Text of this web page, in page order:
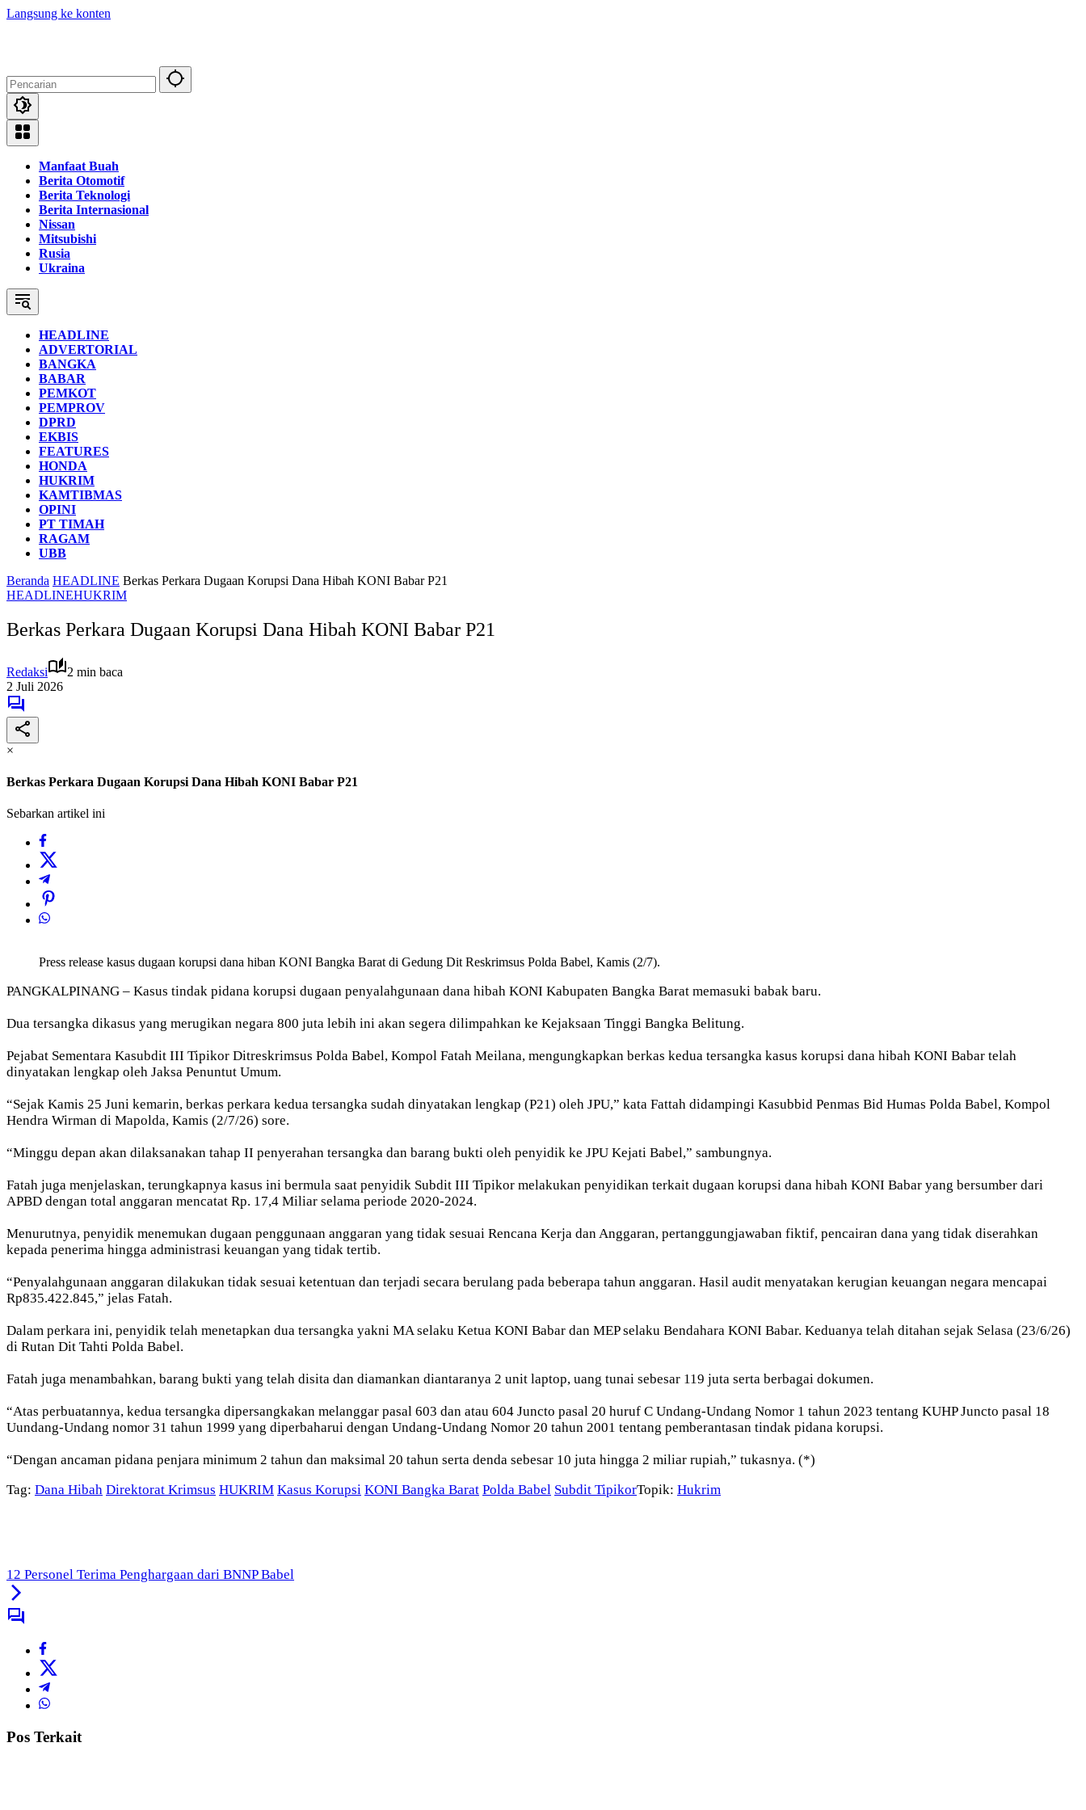
Langsung ke konten
Manfaat Buah
Berita Otomotif
Berita Teknologi
Berita Internasional
Nissan
Mitsubishi
Rusia
Ukraina
HEADLINE
ADVERTORIAL
BANGKA
BABAR
PEMKOT
PEMPROV
DPRD
EKBIS
FEATURES
HONDA
HUKRIM
KAMTIBMAS
OPINI
PT TIMAH
RAGAM
UBB
Beranda HEADLINE Berkas Perkara Dugaan Korupsi Dana Hibah KONI Babar P21
HEADLINEHUKRIM
Berkas Perkara Dugaan Korupsi Dana Hibah KONI Babar P21
Redaksi
2 min baca
2 Juli 2026
×
Berkas Perkara Dugaan Korupsi Dana Hibah KONI Babar P21
Sebarkan artikel ini
Press release kasus dugaan korupsi dana hiban KONI Bangka Barat di Gedung Dit Reskrimsus Polda Babel, Kamis (2/7).
PANGKALPINANG – Kasus tindak pidana korupsi dugaan penyalahgunaan dana hibah KONI Kabupaten Bangka Barat memasuki babak baru.
Dua tersangka dikasus yang merugikan negara 800 juta lebih ini akan segera dilimpahkan ke Kejaksaan Tinggi Bangka Belitung.
Pejabat Sementara Kasubdit III Tipikor Ditreskrimsus Polda Babel, Kompol Fatah Meilana, mengungkapkan berkas kedua tersangka kasus korupsi dana hibah KONI Babar telah
dinyatakan lengkap oleh Jaksa Penuntut Umum.
“Sejak Kamis 25 Juni kemarin, berkas perkara kedua tersangka sudah dinyatakan lengkap (P21) oleh JPU,” kata Fattah didampingi Kasubbid Penmas Bid Humas Polda Babel, Kompol
Hendra Wirman di Mapolda, Kamis (2/7/26) sore.
“Minggu depan akan dilaksanakan tahap II penyerahan tersangka dan barang bukti oleh penyidik ke JPU Kejati Babel,” sambungnya.
Fatah juga menjelaskan, terungkapnya kasus ini bermula saat penyidik Subdit III Tipikor melakukan penyidikan terkait dugaan korupsi dana hibah KONI Babar yang bersumber dari
APBD dengan total anggaran mencatat Rp. 17,4 Miliar selama periode 2020-2024.
Menurutnya, penyidik menemukan dugaan penggunaan anggaran yang tidak sesuai Rencana Kerja dan Anggaran, pertanggungjawaban fiktif, pencairan dana yang tidak diserahkan
kepada penerima hingga administrasi keuangan yang tidak tertib.
“Penyalahgunaan anggaran dilakukan tidak sesuai ketentuan dan terjadi secara berulang pada beberapa tahun anggaran. Hasil audit menyatakan kerugian keuangan negara mencapai
Rp835.422.845,” jelas Fatah.
Dalam perkara ini, penyidik telah menetapkan dua tersangka yakni MA selaku Ketua KONI Babar dan MEP selaku Bendahara KONI Babar. Keduanya telah ditahan sejak Selasa (23/6/26)
di Rutan Dit Tahti Polda Babel.
Fatah juga menambahkan, barang bukti yang telah disita dan diamankan diantaranya 2 unit laptop, uang tunai sebesar 119 juta serta berbagai dokumen.
“Atas perbuatannya, kedua tersangka dipersangkakan melanggar pasal 603 dan atau 604 Juncto pasal 20 huruf C Undang-Undang Nomor 1 tahun 2023 tentang KUHP Juncto pasal 18
Uundang-Undang nomor 31 tahun 1999 yang diperbaharui dengan Undang-Undang Nomor 20 tahun 2001 tentang pemberantasan tindak pidana korupsi.
“Dengan ancaman pidana penjara minimum 2 tahun dan maksimal 20 tahun serta denda sebesar 10 juta hingga 2 miliar rupiah,” tukasnya. (*)
Tag: Dana Hibah Direktorat Krimsus HUKRIM Kasus Korupsi KONI Bangka Barat Polda Babel Subdit TipikorTopik: Hukrim
12 Personel Terima Penghargaan dari BNNP Babel
Pos Terkait